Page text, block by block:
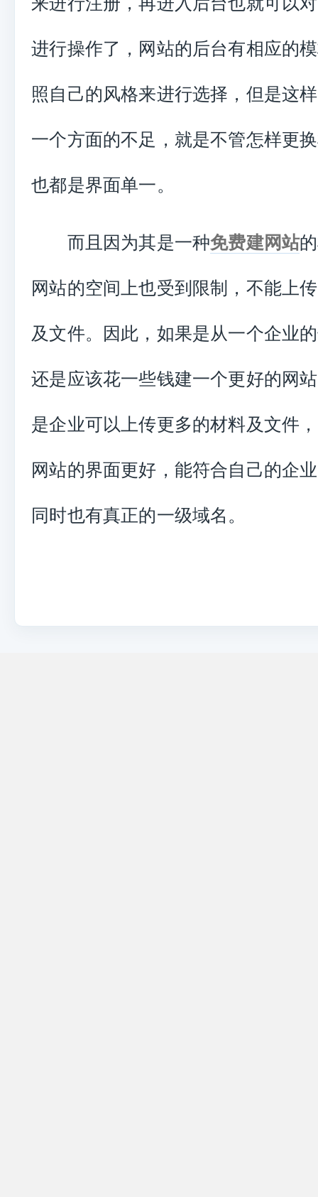
进行操作了，网站的后台有相应的
照自己的风格来进行选择，但是这
一个方面的不足，就是不管怎样更
也都是界面单一。
而且因为其是一种免费建网站
网站的空间上也受到限制，不能上
及文件。因此，如果是从一个企业
还是应该花一些钱建一个更好的网
是企业可以上传更多的材料及文件
网站的界面更好，能符合自己的企
同时也有真正的一级域名。